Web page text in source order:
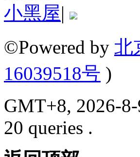
小黑屋|
©Powered by 北
16039518号 )
GMT+8, 2026-8-
20 queries .